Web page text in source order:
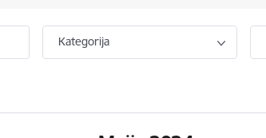
Kategorija